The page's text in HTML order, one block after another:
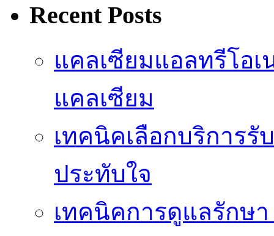
Recent Posts
แคลเซียมแอลทรีโอ
แคลเซียม
เทคนิคเลือกบริการรั
ประทับใจ
เทคนิคการดูแลรักษา